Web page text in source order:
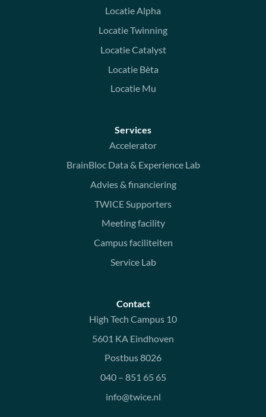
Locatie Alpha
Locatie Twinning
Locatie Catalyst
Locatie Bèta
Locatie Mu
Services
Accelerator
BrainBloc Data & Experience Lab
Advies & financiering
TWICE Supporters
Meeting facility
Campus faciliteiten
Service Lab
Contact
High Tech Campus 10
5601 KA Eindhoven
Postbus 8026
040 – 851 65 65
info@twice.nl